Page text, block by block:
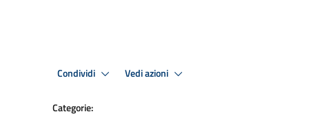
Condividi Vedi azioni
Categorie: